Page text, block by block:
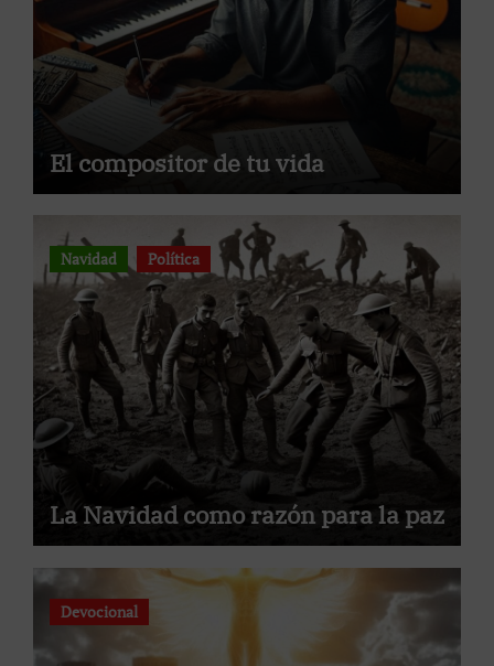
El compositor de tu vida
Navidad Política
La Navidad como razón para la paz
Devocional